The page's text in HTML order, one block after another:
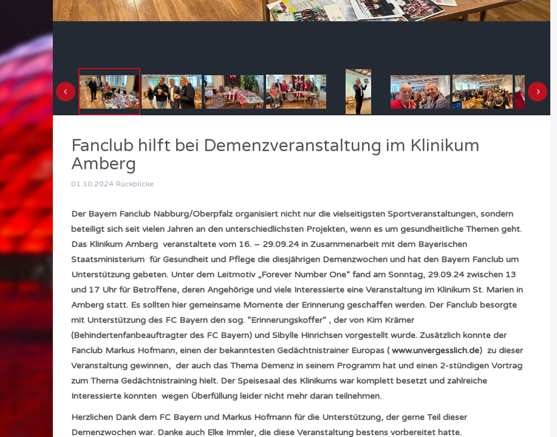
Fanclub hilft bei Demenzveranstaltung im Klinikum
Amberg
01.10.2024 Rückblicke
Der Bayern Fanclub Nabburg/Oberpfalz organisiert nicht nur die vielseitigsten Sportveranstaltungen, sondern
beteiligt sich seit vielen Jahren an den unterschiedlichsten Projekten, wenn es um gesundheitliche Themen geht.
Das Klinikum Amberg veranstaltete vom 16. – 29.09.24 in Zusammenarbeit mit dem Bayerischen
Staatsministerium für Gesundheit und Pflege die diesjährigen Demenzwochen und hat den Bayern Fanclub um
Unterstützung gebeten. Unter dem Leitmotiv „Forever Number One“ fand am Sonntag, 29.09.24 zwischen 13
und 17 Uhr für Betroffene, deren Angehörige und viele Interessierte eine Veranstaltung im Klinikum St. Marien in
Amberg statt. Es sollten hier gemeinsame Momente der Erinnerung geschaffen werden. Der Fanclub besorgte
mit Unterstützung des FC Bayern den sog. “Erinnerungskoffer“ , der von Kim Krämer
(Behindertenfanbeauftragter des FC Bayern) und Sibylle Hinrichsen vorgestellt wurde. Zusätzlich konnte der
Fanclub Markus Hofmann, einen der bekanntesten Gedächtnistrainer Europas (www.unvergesslich.de) zu dieser
Veranstaltung gewinnen, der auch das Thema Demenz in seinem Programm hat und einen 2-stündigen Vortrag
zum Thema Gedächtnistraining hielt. Der Speisesaal des Klinikums war komplett besetzt und zahlreiche
Interessierte konnten wegen Überfüllung leider nicht mehr daran teilnehmen.
Herzlichen Dank dem FC Bayern und Markus Hofmann für die Unterstützung, der gerne Teil dieser
Demenzwochen war. Danke auch Elke Immler, die diese Veranstaltung bestens vorbereitet hatte.